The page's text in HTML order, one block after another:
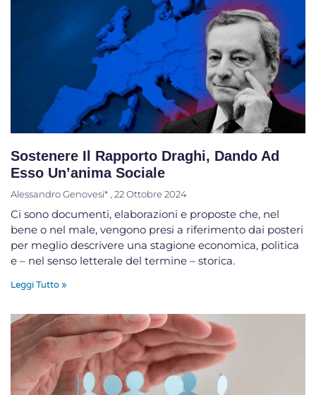
Sostenere Il Rapporto Draghi, Dando Ad
Esso Un’anima Sociale
Alessandro Genovesi* 22 Ottobre 2024
Ci sono documenti, elaborazioni e proposte che, nel
bene o nel male, vengono presi a riferimento dai posteri
per meglio descrivere una stagione economica, politica
e – nel senso letterale del termine – storica.
Leggi Tutto »